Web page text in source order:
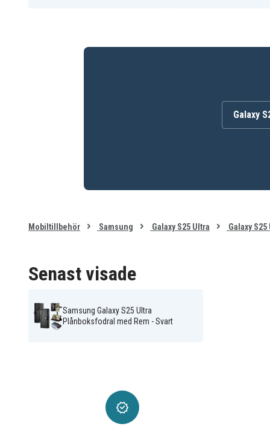
Galaxy
Mobiltillbehör Samsung Galaxy S25 Ultra Galaxy S25
Senast visade
Samsung Galaxy S25 Ultra
Plånboksfodral med Rem - Svart